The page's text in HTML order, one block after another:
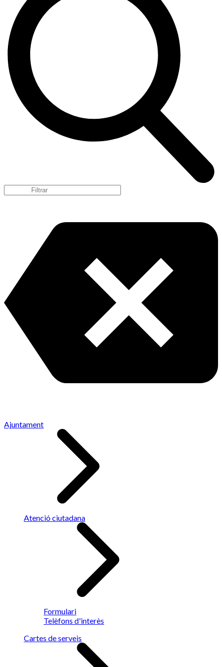
Ajuntament
Atenció ciutadana
Formulari
Telèfons d'interès
Cartes de serveis